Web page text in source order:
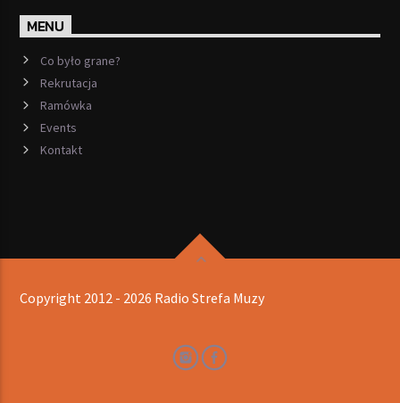
MENU
Co było grane?
Rekrutacja
Ramówka
Events
Kontakt
Copyright 2012 - 2026 Radio Strefa Muzy